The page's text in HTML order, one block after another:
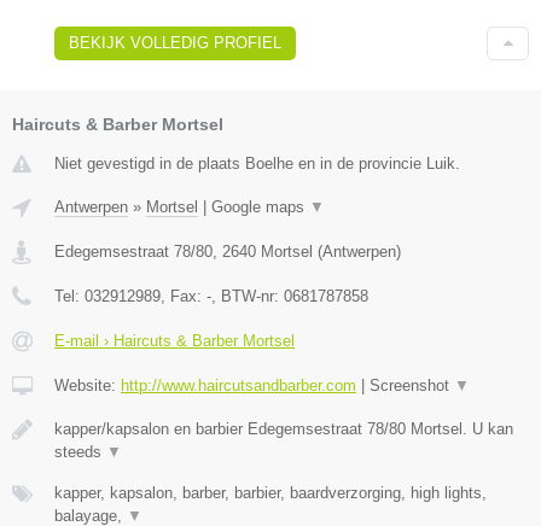
BEKIJK VOLLEDIG PROFIEL
Haircuts & Barber Mortsel
Niet gevestigd in de plaats Boelhe en in de provincie Luik.
Antwerpen » Mortsel Google maps ▼
Edegemsestraat 78/80, 2640 Mortsel (Antwerpen)
Tel: 032912989, Fax: -, BTW-nr: 0681787858
E-mail › Haircuts & Barber Mortsel
Website: http://www.haircutsandbarber.com Screenshot ▼
kapper/kapsalon en barbier Edegemsestraat 78/80 Mortsel. U kan
steeds ▼
kapper, kapsalon, barber, barbier, baardverzorging, high lights,
balayage, ▼